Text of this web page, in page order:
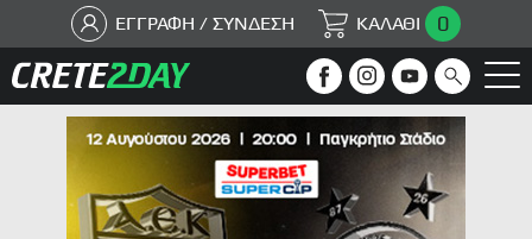
ΕΓΓΡΑΦΗ / ΣΥΝΔΕΣΗ ΚΑΛΑΘΙ 0